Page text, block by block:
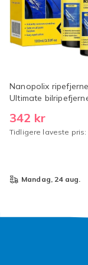
Nanopolix
Ultimate
342 kr
Tidligere laveste pris:
mandag, 24 aug.